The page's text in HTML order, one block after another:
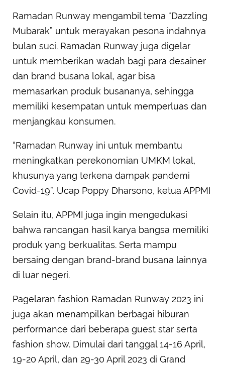
Ramadan Runway mengambil tema “Dazzling
Mubarak” untuk merayakan pesona indahnya
bulan suci. Ramadan Runway juga digelar
untuk memberikan wadah bagi para desainer
dan brand busana lokal, agar bisa
memasarkan produk busananya, sehingga
memiliki kesempatan untuk memperluas dan
menjangkau konsumen.
“Ramadan Runway ini untuk membantu
meningkatkan perekonomian UMKM lokal,
khusunya yang terkena dampak pandemi
Covid-19”. Ucap Poppy Dharsono, ketua APPMI
Selain itu, APPMI juga ingin mengedukasi
bahwa rancangan hasil karya bangsa memiliki
produk yang berkualitas. Serta mampu
bersaing dengan brand-brand busana lainnya
di luar negeri.
Pagelaran fashion Ramadan Runway 2023 ini
juga akan menampilkan berbagai hiburan
performance dari beberapa guest star serta
fashion show. Dimulai dari tanggal 14-16 April,
19-20 April, dan 29-30 April 2023 di Grand